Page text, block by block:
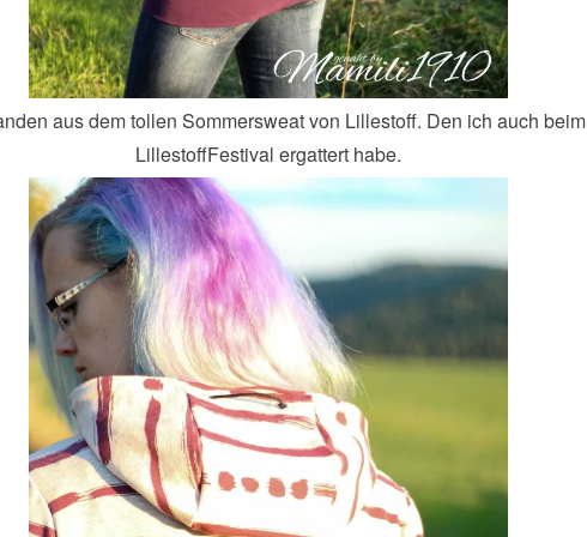
aus dem tollen Sommersweat von Lillestoff. Den ich auch beim
LillestoffFestival ergattert habe.